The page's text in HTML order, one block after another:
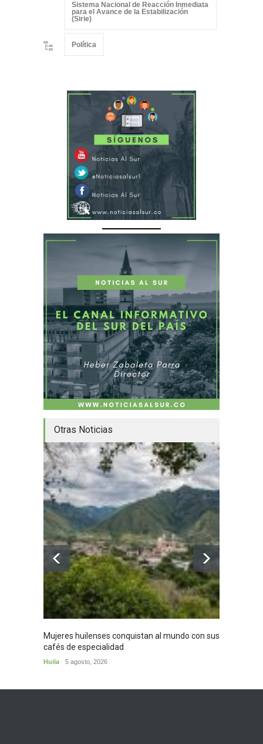
Sistema Nacional de Reacción Inmediata
para el Avance de la Estabilización
(Sirie)
Política
Otras Noticias
Mujeres huilenses conquistan al mundo con sus
cafés de especialidad
Huila 5 agosto, 2026